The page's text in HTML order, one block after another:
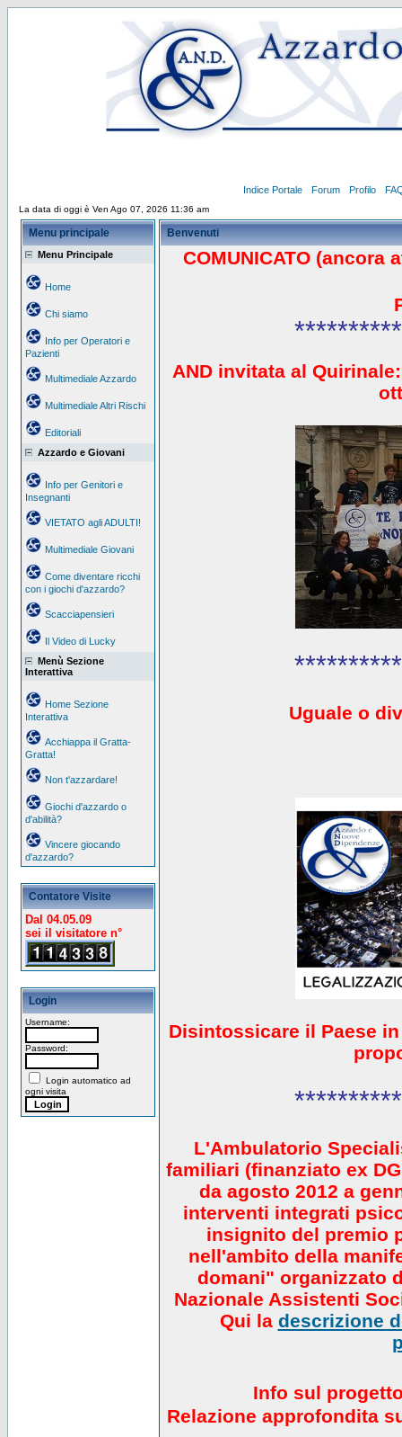
Indice Portale Forum Profilo
La data di oggi è Ven Ago 07, 2026 11:36 am
Menu principale
Menu Principale
Home
Chi siamo
Info per Operatori e
Pazienti
Multimediale Azzardo
Multimediale Altri Rischi
Editoriali
Azzardo e Giovani
Info per Genitori e
Insegnanti
VIETATO agli ADULTI!
Multimediale Giovani
Come diventare ricchi
con i giochi d'azzardo?
Scacciapensieri
Il Video di Lucky
Menù Sezione
Interattiva
Home Sezione
Interattiva
Acchiappa il Gratta-
Gratta!
Non t'azzardare!
Giochi d'azzardo o
d'abilità?
Vincere giocando
d'azzardo?
Contatore Visite
Dal 04.05.09
sei il visitatore n°
Login
Username:
Password:
Login automatico ad
ogni visita
Benvenuti
COMUNICATO (ancora
AND invitata al
Uguale o
Disintossicare il Paese
L'Ambulatorio
familiari (finanziato ex
da agosto 2012 a
interventi integrati
insignito del premio
nell'ambito della
domani" organizzato
Nazionale Assistenti
Qui la descrizione
Info sul
Relazione approfondita